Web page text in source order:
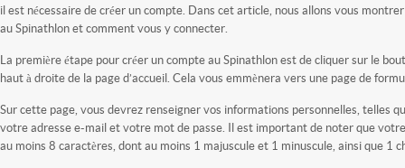
il est nécessaire de créer un compte. Dans cet article, nous allons vous
au Spinathlon et comment vous y connecter.
La première étape pour créer un compte au Spinathlon est de cliquer sur le
haut à droite de la page d’accueil. Cela vous emmènera vers une page de
Sur cette page, vous devrez renseigner vos informations personnelles, telles
votre adresse e-mail et votre mot de passe. Il est important de noter que
au moins 8 caractères, dont au moins 1 majuscule et 1 minuscule, ainsi que 1